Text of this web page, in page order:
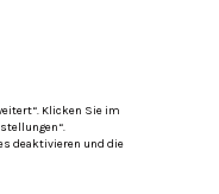
Klicken Sie im
deaktivieren und die